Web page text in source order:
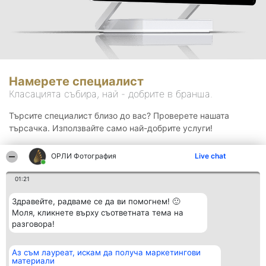
ОРЛИ Фотография Live chat
01:21
Здравейте, радваме се да ви помогнем! 🙂
Моля, кликнете върху съответната тема на
разговора!
Аз съм лауреат, искам да получа маркетингови
материали
Намерете специалист
Класацията събира, най - добрите в бранша.
Търсите специалист близо до вас? Проверете нашата
търсачка. Използвайте само най-добрите услуги!
Организатор на
класиране
Класация Контакти